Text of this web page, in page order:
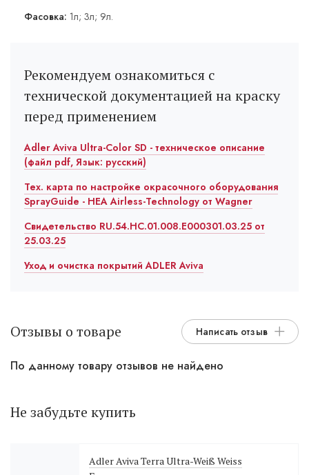
Фасовка: 1л; 3л; 9л.
Рекомендуем ознакомиться с
технической документацией на краску
перед применением
Adler Aviva Ultra-Color SD - техническое описание
(файл pdf, Язык: русский)
Тех. карта по настройке окрасочного оборудования
SprayGuide - HEA Airless-Technology от Wagner
Свидетельство RU.54.HC.01.008.E000301.03.25 от
25.03.25
Уход и очистка покрытий ADLER Aviva
Отзывы о товаре Написать отзыв
По данному товару отзывов не найдено
Не забудьте купить
Adler Aviva Terra Ultra-Weiß Weiss